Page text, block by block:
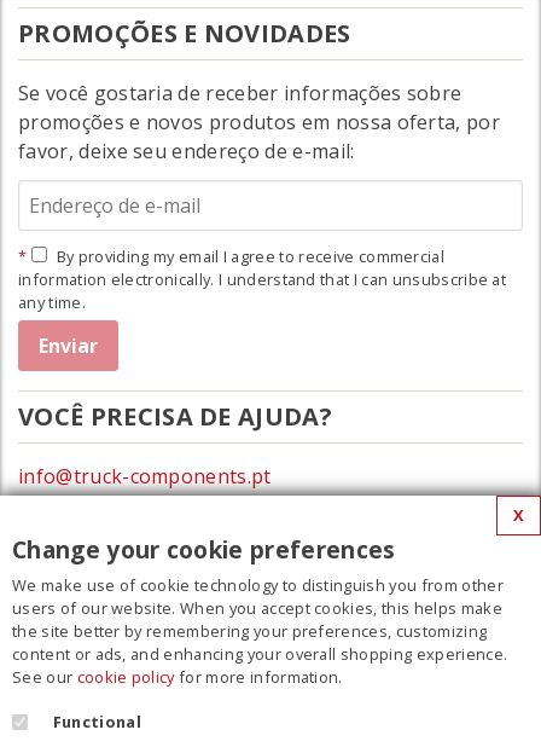
PROMOÇÕES E NOVIDADES
Se você gostaria de receber informações sobre
promoções e novos produtos em nossa oferta, por
favor, deixe seu endereço de e-mail:
By providing my email I agree to receive commercial
information electronically. I understand that I can unsubscribe at
any time.
VOCÊ PRECISA DE AJUDA?
info@truck-components.pt
MENU
Filme
Contato
Regulamento
X
Change your cookie preferences
We make use of cookie technology to distinguish you from other
users of our website. When you accept cookies, this helps make
the site better by remembering your preferences, customizing
content or ads, and enhancing your overall shopping experience.
See our cookie policyfor more information.
Functional